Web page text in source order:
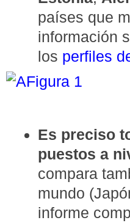
países que
información
los perfiles
Figura 1
Es preciso
puestos a
compara
mundo
informe